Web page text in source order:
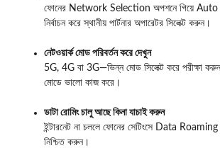
ফোনের Network Selection অপশনে গিয়ে Auto
নির্বাচন করে স্থানীয় পার্টনার অপারেটর সিলেক্ট করুন।
নেটওয়ার্ক মোড পরিবর্তন করে দেখুন
5G, 4G বা 3G—ভিন্ন মোড সিলেক্ট করে পরীক্ষা করুন।
মোডে ভালো কাজ করে।
ডাটা রোমিং চালু আছে কিনা যাচাই করুন
ইন্টারনেট না চললে ফোনের সেটিংসে Data
নিশ্চিত করুন।